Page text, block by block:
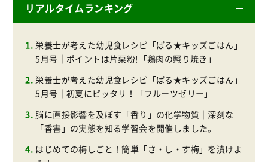
リアルタイムランキング
栄養士が考えた幼児食レシピ「ぱる★キッズごはん」
5月号｜ポイントは片栗粉!「鶏肉の照り焼き」
栄養士が考えた幼児食レシピ「ぱる★キッズごはん」
5月号｜初夏にピッタリ！「フルーツゼリー」
脳に直接影響を及ぼす「香り」の化学物質｜深刻な
「香害」の実態を知る学習会を開催しました。
はじめての梅しごと！簡単「さ・し・す梅」を漬けよ